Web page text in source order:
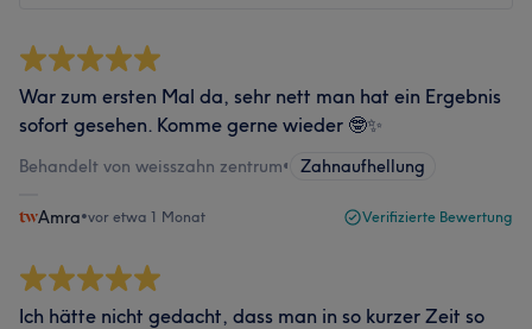
War zum ersten Mal da, sehr nett man hat ein Ergebnis
sofort gesehen. Komme gerne wieder 🤓✨
Behandelt von weisszahn zentrum• Zahnaufhellung
Amra•vor etwa 1 Monat Verifizierte Bewertung
Ich hätte nicht gedacht, dass man in so kurzer Zeit so